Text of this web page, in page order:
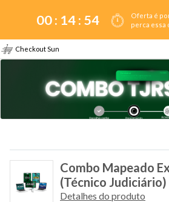
00 : 14: 54
Oferta é
perca essa
Checkout Sun
Combo Mapeado
(Técnico Judiciário)
Detalhes do produto